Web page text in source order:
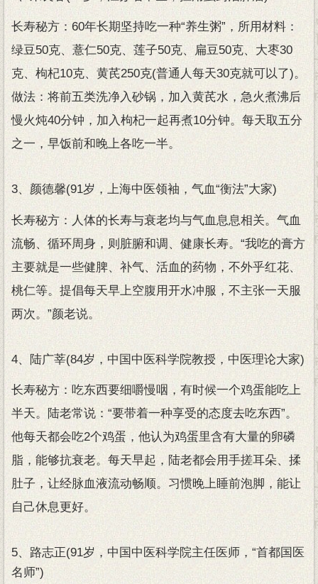
长寿秘方：60年长期坚持吃一种“养生粥”，所用材料：
绿豆50克、薏仁50克、莲子50克、扁豆50克、大枣30
克、枸杞10克、黄芪250克(普通人每天30克就可以了)。
做法：将前五类洗净入砂锅，加入黄芪水，急火煮沸后
慢火炖40分钟，加入枸杞一起再煮10分钟。每天取五分
之一，早饭前和晚上各吃一半。
3、颜德馨(91岁，上海中医领袖，气血“衡法”大家)
长寿秘方：人体的长寿与衰老均与气血息息相关。气血
流畅、循环周身，则脏腑和调、健康长寿。“我吃的膏方
主要就是一些健脾、补气、活血的药物，不外乎红花、
桃仁等。提倡每天早上空腹用开水冲服，不主张一天服
两次。”颜老说。
4、陆广莘(84岁，中国中医科学院教授，中医理论大家)
长寿秘方：吃东西要细嚼慢咽，有时候一个鸡蛋能吃上
半天。陆老常说：“要带着一种享受的态度去吃东西”。
他每天都会吃2个鸡蛋，他认为鸡蛋里含有大量的卵磷
脂，能够抗衰老。每天早起，陆老都会用手搓耳朵、揉
肚子，让经脉血液流动畅顺。习惯晚上睡前泡脚，能让
自己休息更好。
5、路志正(91岁，中国中医科学院主任医师，“首都国医
名师”)